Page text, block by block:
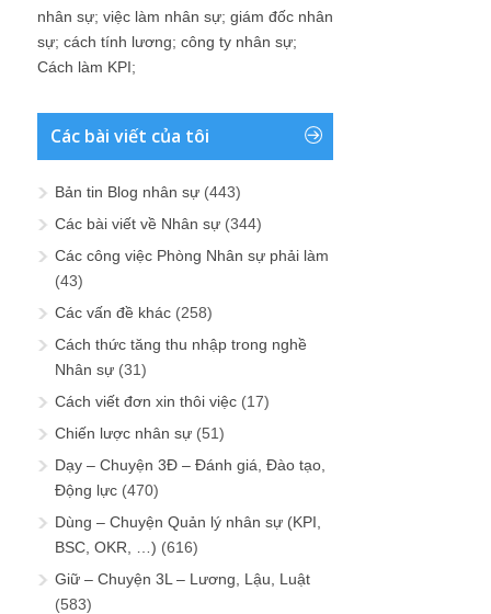
nhân sự; việc làm nhân sự; giám đốc nhân
sự; cách tính lương; công ty nhân sự;
Cách làm KPI;
Các bài viết của tôi
Bản tin Blog nhân sự (443)
Các bài viết về Nhân sự (344)
Các công việc Phòng Nhân sự phải làm
(43)
Các vấn đề khác (258)
Cách thức tăng thu nhập trong nghề
Nhân sự (31)
Cách viết đơn xin thôi việc (17)
Chiến lược nhân sự (51)
Dạy – Chuyện 3Đ – Đánh giá, Đào tạo,
Động lực (470)
Dùng – Chuyện Quản lý nhân sự (KPI,
BSC, OKR, …) (616)
Giữ – Chuyện 3L – Lương, Lậu, Luật
(583)